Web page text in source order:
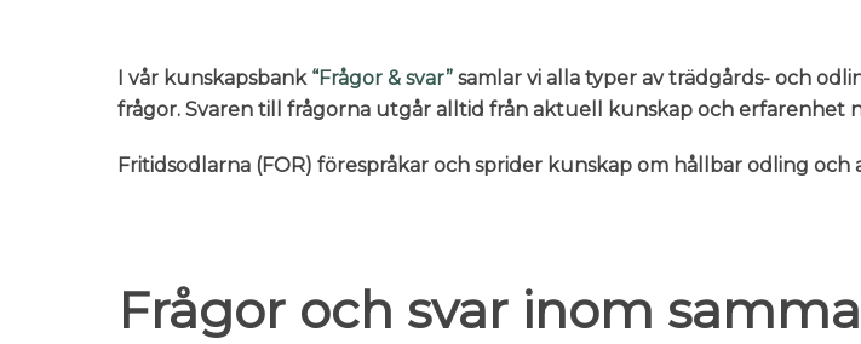
I vår kunskapsbank “Frågor & svar” samlar vi alla typer av trädgårds- och
frågor. Svaren till frågorna utgår alltid från aktuell kunskap och erfarenhet
Fritidsodlarna (FOR) förespråkar och sprider kunskap om hållbar odling
Frågor och svar inom